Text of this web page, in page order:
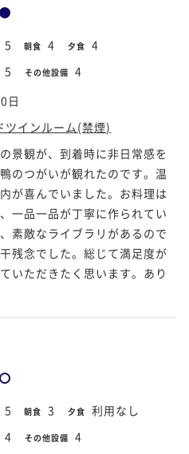
5 朝食 4 夕食 4
5 その他設備 4
日
ツインルーム(禁煙)
景観が、到着時に非日常感を
のつがいが観れたのです。温
が喜んでいました。お料理は
一品一品が丁寧に作られてい
素敵なライブラリがあるので
残念でした。総じて満足度が
いただきたく思います。あり
5 朝食 3 夕食 利用なし
4 その他設備 4